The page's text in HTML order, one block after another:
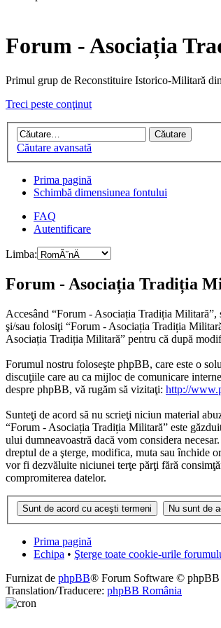
Forum - Asociația
Primul grup de Reconstituire Istorico-Militară
Treci peste conţinut
Căutare avansată
Prima pagină
Schimbă dimensiunea fontului
FAQ
Autentificare
Limba:
Forum - Asociația Tradiția
Accesând “Forum - Asociația Tradiția Militară”,
şi/sau folosiţi “Forum - Asociația Tradiția
Asociația Tradiția Militară” pentru că după
Forumul nostru foloseşte phpBB, care este o
discuţiile care au ca mijloc de comunicare
despre phpBB, vă rugăm să vizitaţi: http://
Sunteţi de acord să nu scrieţi niciun material
“Forum - Asociația Tradiția Militară” este
ului dumneavoastră dacă vom considera
dreptul de a şterge, modifica, muta sau închide
vor fi dezvăluite niciunei terţe părţi fără
compromiterea datelor.
Prima pagină
Echipa • Şterge toate cookie-urile
Furnizat de phpBB® Forum Software ©
Translation/Traducere: phpBB România